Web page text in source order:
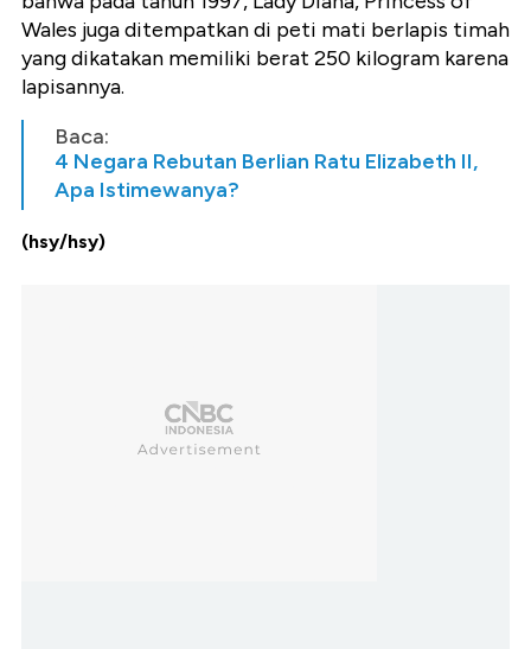
Wales juga ditempatkan di peti mati berlapis timah
yang dikatakan memiliki berat 250 kilogram karena
lapisannya.
Baca:
4 Negara Rebutan Berlian Ratu Elizabeth II,
Apa Istimewanya?
(hsy/hsy)